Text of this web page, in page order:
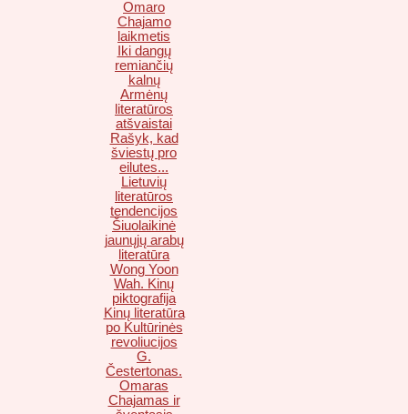
Omaro
Chajamo
laikmetis
Iki dangų
remiančių
kalnų
Armėnų
literatūros
atšvaistai
Rašyk, kad
šviestų pro
eilutes...
Lietuvių
literatūros
tendencijos
Šiuolaikinė
jaunųjų arabų
literatūra
Wong Yoon
Wah. Kinų
piktografija
Kinų literatūra
po Kultūrinės
revoliucijos
G.
Čestertonas.
Omaras
Chajamas ir